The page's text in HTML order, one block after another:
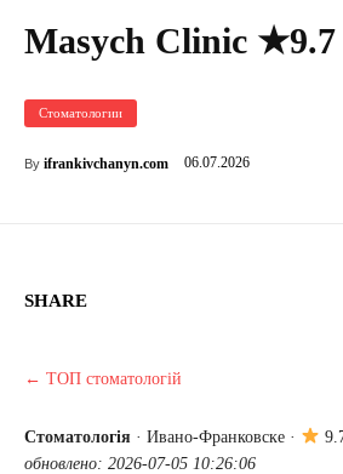
Masych Clinic ★9.7
Стоматологии
By ifrankivchanyn.com 06.07.2026
SHARE
← ТОП стоматологій
Стоматологія · Ивано-Франковске ·
обновлено: 2026-07-05 10:26:06